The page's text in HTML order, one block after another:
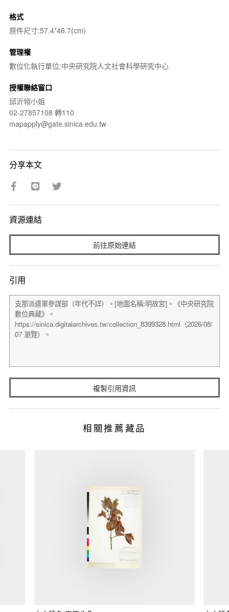
格式
原件尺寸:57.4*46.7(cm)
管理權
數位化執行單位:中央研究院人文社會科學研究中心
授權聯絡窗口
邱沂翎小姐
02-27857108 轉110
mapapply@gate.sinica.edu.tw
分享本文
資源連結
前往原始連結
引用
複製引用資訊
相關推薦藏品